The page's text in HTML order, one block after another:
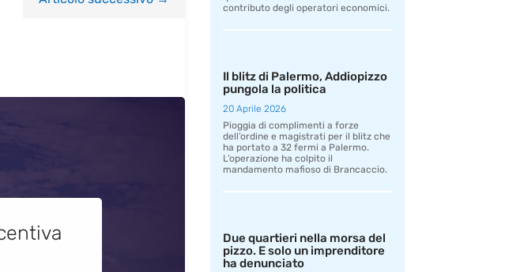
contributo degli operatori economici.
Il blitz di Palermo, Addiopizzo
pungola la politica
20 Aprile 2026
Pioggia di complimenti a forze
dell’ordine e magistrati per il blitz che
ha portato a 32 fermi a Palermo.
L’operazione ha colpito il
mandamento mafioso di Brancaccio.
Due quartieri nella morsa del
pizzo. E solo un imprenditore
ha denunciato